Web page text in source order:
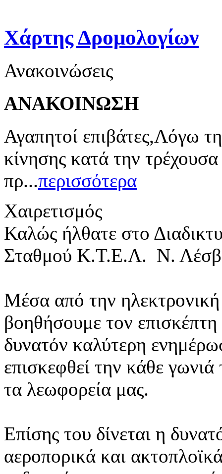
Χάρτης Δρομολογίων
Ανακοινώσεις
ΑΝΑΚΟΙΝΩΣΗ
Αγαπητοί επιβάτες,Λόγω
κίνησης κατά την
πρ...περισσότερα
Χαιρετισμός
Καλώς ήλθατε στο
Σταθμού Κ.Τ.Ε.Λ. Ν.
Μέσα από την ηλεκτρονική
βοηθήσουμε τον
δυνατόν καλύτερη
επισκεφθεί την κάθε
τα λεωφορεία μας.
Επίσης του δίνεται η
αεροπορικά και